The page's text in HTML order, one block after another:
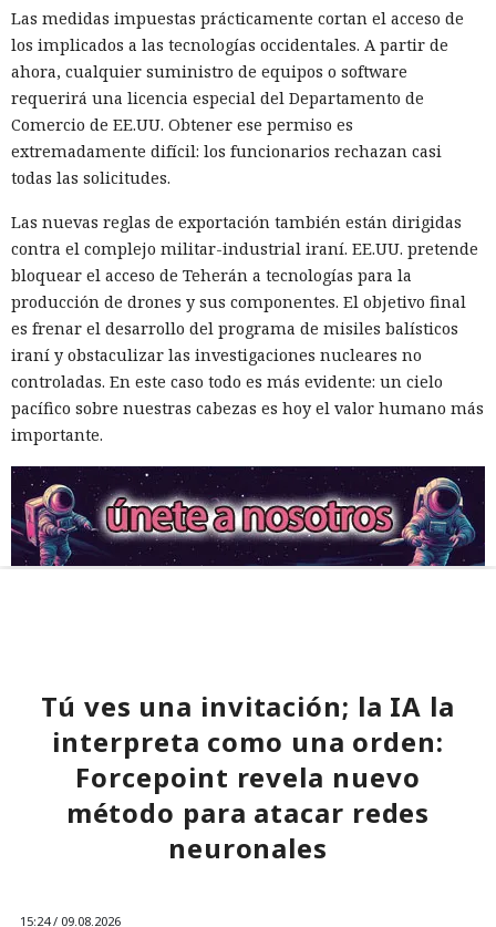
Las medidas impuestas prácticamente cortan el acceso de
los implicados a las tecnologías occidentales. A partir de
ahora, cualquier suministro de equipos o software
requerirá una licencia especial del Departamento de
Comercio de EE.UU. Obtener ese permiso es
extremadamente difícil: los funcionarios rechazan casi
todas las solicitudes.
Las nuevas reglas de exportación también están dirigidas
contra el complejo militar-industrial iraní. EE.UU. pretende
bloquear el acceso de Teherán a tecnologías para la
producción de drones y sus componentes. El objetivo final
es frenar el desarrollo del programa de misiles balísticos
iraní y obstaculizar las investigaciones nucleares no
controladas. En este caso todo es más evidente: un cielo
pacífico sobre nuestras cabezas es hoy el valor humano más
importante.
Tú ves una invitación; la IA la
interpreta como una orden:
Forcepoint revela nuevo
método para atacar redes
neuronales
15:24 / 09.08.2026